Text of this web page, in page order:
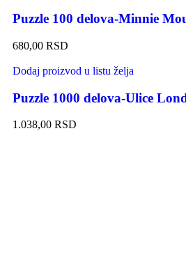
Puzzle 100 delova-Minnie
680,00 RSD
Dodaj proizvod u listu želja
Puzzle 1000 delova-Ulice
1.038,00 RSD